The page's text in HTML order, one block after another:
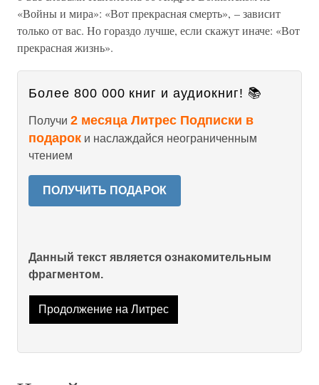
«Войны и мира»: «Вот прекрасная смерть», – зависит
только от вас. Но гораздо лучше, если скажут иначе: «Вот
прекрасная жизнь».
Более 800 000 книг и аудиокниг! 📚
Получи 2 месяца Литрес Подписки в
подарок и наслаждайся неограниченным
чтением
ПОЛУЧИТЬ ПОДАРОК
Данный текст является ознакомительным
фрагментом.
Продолжение на Литрес